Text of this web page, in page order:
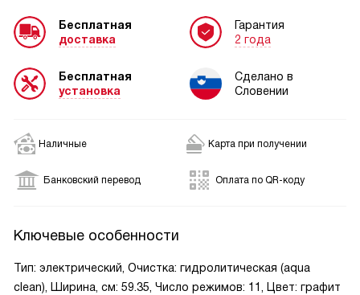
Бесплатная
доставка
Бесплатная
установка
Гарантия
2 года
Сделано в
Словении
Наличные Карта при получении
Банковский перевод Оплата по QR-коду
Ключевые особенности
Тип: электрический, Очистка: гидролитическая (aqua
clean), Ширина, см: 59.35, Число режимов: 11, Цвет: графит